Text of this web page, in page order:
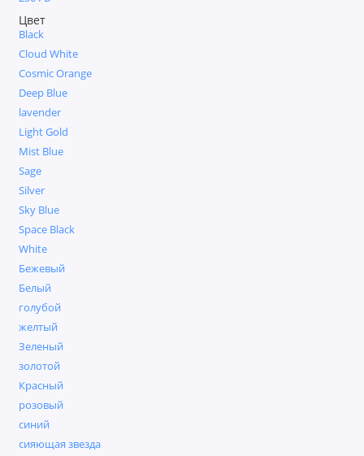
Цвет
Black
Cloud White
Cosmic Orange
Deep Blue
lavender
Light Gold
Mist Blue
Sage
Silver
Sky Blue
Space Black
White
Бежевый
Белый
голубой
желтый
Зеленый
золотой
Красный
розовый
синий
сияющая звезда
iPhone 16e
iPhone 15 Plus
IPhone 15
Показать все